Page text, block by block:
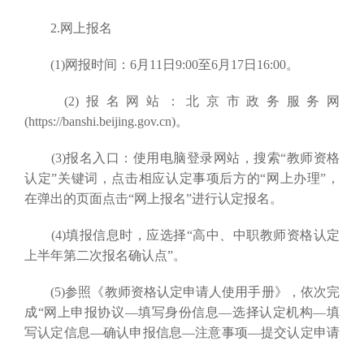
2.网上报名
(1)网报时间：6月11日9:00至6月17日16:00。
(2)报名网站：北京市政务服务网
(https://banshi.beijing.gov.cn)。
(3)报名入口：使用电脑登录网站，搜索“教师资格
认定”关键词，点击相应认定事项后方的“网上办理”，
在弹出的页面点击“网上报名”进行认定报名。
(4)填报信息时，应选择“高中、中职教师资格认定
上半年第二次报名确认点”。
(5)参照《教师资格认定申请人使用手册》，依次完
成“网上申报协议—填写身份信息—选择认定机构—填
写认定信息—确认申报信息—注意事项—提交认定申请